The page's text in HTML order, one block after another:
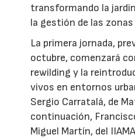
transformando la
la gestión de las zonas
La primera jornada,
octubre, comenzará
rewilding y la
vivos en entornos
Sergio Carratalá, de
continuación,
Miguel Martín, del